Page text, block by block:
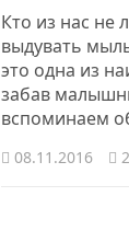
Кто из нас не
выдувать
это одна из
забав
вспоминаем
08.11.2016